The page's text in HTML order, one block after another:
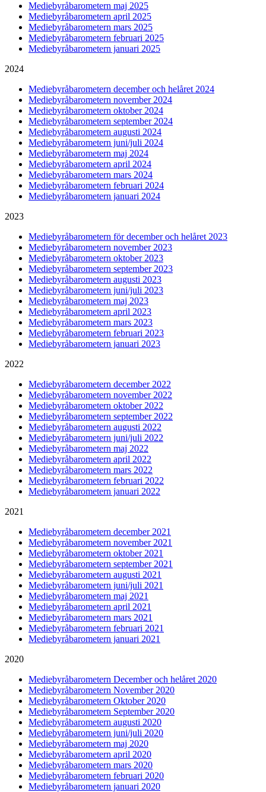
Mediebyråbarometern maj 2025
Mediebyråbarometern april 2025
Mediebyråbarometern mars 2025
Mediebyråbarometern februari 2025
Mediebyråbarometern januari 2025
2024
Mediebyråbarometern december och helåret 2024
Mediebyråbarometern november 2024
Mediebyråbarometern oktober 2024
Mediebyråbarometern september 2024
Mediebyråbarometern augusti 2024
Mediebyråbarometern juni/juli 2024
Mediebyråbarometern maj 2024
Mediebyråbarometern april 2024
Mediebyråbarometern mars 2024
Mediebyråbarometern februari 2024
Mediebyråbarometern januari 2024
2023
Mediebyråbarometern för december och helåret 2023
Mediebyråbarometern november 2023
Mediebyråbarometern oktober 2023
Mediebyråbarometern september 2023
Mediebyråbarometern augusti 2023
Mediebyråbarometern juni/juli 2023
Mediebyråbarometern maj 2023
Mediebyråbarometern april 2023
Mediebyråbarometern mars 2023
Mediebyråbarometern februari 2023
Mediebyråbarometern januari 2023
2022
Mediebyråbarometern december 2022
Mediebyråbarometern november 2022
Mediebyråbarometern oktober 2022
Mediebyråbarometern september 2022
Mediebyråbarometern augusti 2022
Mediebyråbarometern juni/juli 2022
Mediebyråbarometern maj 2022
Mediebyråbarometern april 2022
Mediebyråbarometern mars 2022
Mediebyråbarometern februari 2022
Mediebyråbarometern januari 2022
2021
Mediebyråbarometern december 2021
Mediebyråbarometern november 2021
Mediebyråbarometern oktober 2021
Mediebyråbarometern september 2021
Mediebyråbarometern augusti 2021
Mediebyråbarometern juni/juli 2021
Mediebyråbarometern maj 2021
Mediebyråbarometern april 2021
Mediebyråbarometern mars 2021
Mediebyråbarometern februari 2021
Mediebyråbarometern januari 2021
2020
Mediebyråbarometern December och helåret 2020
Mediebyråbarometern November 2020
Mediebyråbarometern Oktober 2020
Mediebyråbarometern September 2020
Mediebyråbarometern augusti 2020
Mediebyråbarometern juni/juli 2020
Mediebyråbarometern maj 2020
Mediebyråbarometern april 2020
Mediebyråbarometern mars 2020
Mediebyråbarometern februari 2020
Mediebyråbarometern januari 2020